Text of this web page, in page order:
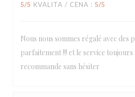
5/5 KVALITA / CENA : 5/5
Nous nous sommes régalé avec des
parfaitement !!! et le service toujours
recommande sans hésiter